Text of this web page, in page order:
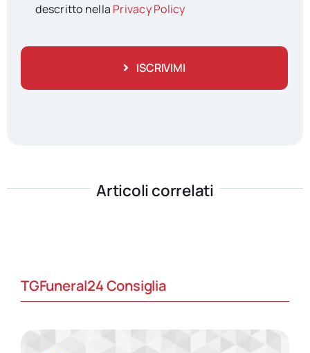
descritto nella Privacy Policy
ISCRIVIMI
Articoli correlati
TGFuneral24 Consiglia